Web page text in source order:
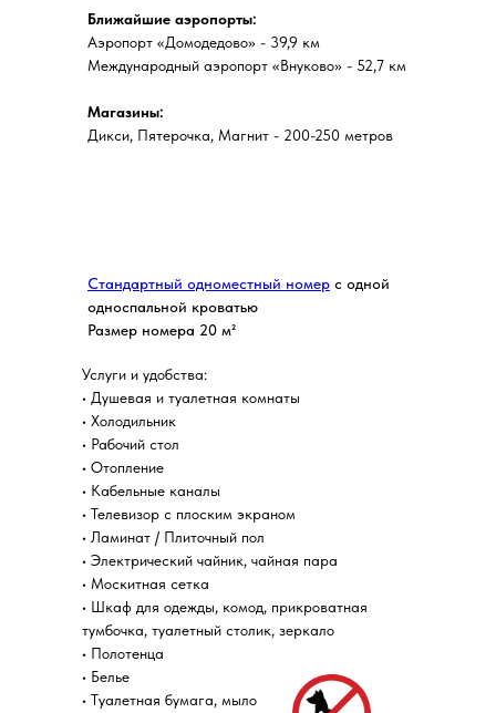
Ближайшие аэропорты:
Аэропорт «Домодедово» - 39,9 км
Международный аэропорт «Внуково» - 52,7 км
Магазины:
Дикси, Пятерочка, Магнит - 200-250 метров
Стандартный одноместный номер с одной
односпальной кроватью
Размер номера 20 м²
Услуги и удобства:
• Душевая и туалетная комнаты
• Холодильник
• Рабочий стол
• Отопление
• Кабельные каналы
• Телевизор с плоским экраном
• Ламинат / Плиточный пол
• Электрический чайник, чайная пара
• Москитная сетка
• Шкаф для одежды, комод, прикроватная
тумбочка, туалетный столик, зеркало
• Полотенца
• Белье
• Туалетная бумага, мыло